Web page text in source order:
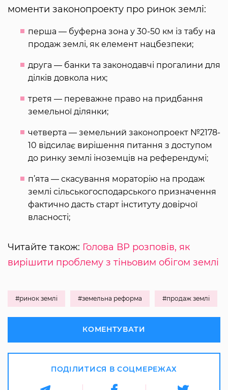
моменти законопроекту про ринок землі:
перша — буферна зона у 30-50 км із табу на
продаж землі, як елемент нацбезпеки;
друга — банки та законодавчі прогалини для
ділків довкола них;
третя — переважне право на придбання
земельної ділянки;
четверта — земельний законопроект №2178-
10 відсилає вирішення питання з доступом
до ринку землі іноземців на референдумі;
п’ята — скасування мораторію на продаж
землі сільськогосподарського призначення
фактично дасть старт інституту довірчої
власності;
Читайте також: Голова ВР розповів, як
вирішити проблему з тіньовим обігом землі
#ринок землі #земельна реформа #продаж землі
КОМЕНТУВАТИ
ПОДІЛИТИСЯ В СОЦМЕРЕЖАХ